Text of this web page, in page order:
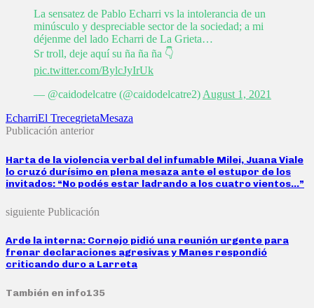
La sensatez de Pablo Echarri vs la intolerancia de un
minúsculo y despreciable sector de la sociedad; a mi
déjenme del lado Echarri de La Grieta…
Sr troll, deje aquí su ña ña ña 👇
pic.twitter.com/BylcJyIrUk
— @caidodelcatre (@caidodelcatre2) August 1, 2021
EcharriEl TrecegrietaMesaza
Publicación anterior
Harta de la violencia verbal del infumable Milei, Juana Viale
lo cruzó durísimo en plena mesaza ante el estupor de los
invitados: “No podés estar ladrando a los cuatro vientos…”
siguiente Publicación
Arde la interna: Cornejo pidió una reunión urgente para
frenar declaraciones agresivas y Manes respondió
criticando duro a Larreta
También en info135